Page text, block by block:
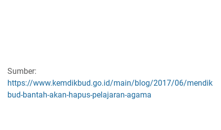
Sumber:
https://www.kemdikbud.go.id/main/blog/2017/06/mendik
bud-bantah-akan-hapus-pelajaran-agama